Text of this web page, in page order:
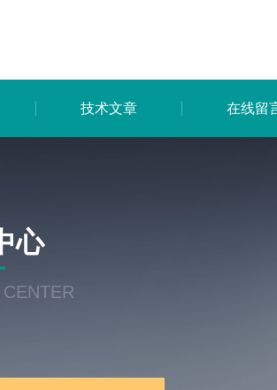
技术文章 在线留
心